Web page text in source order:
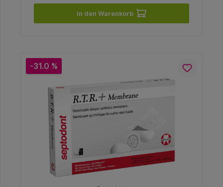
In den Warenkorb
-31.0 %